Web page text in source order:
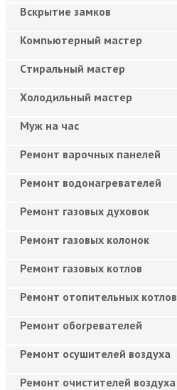
Вскрытие замков
Компьютерный мастер
Cтиральный мастер
Холодильный мастер
Муж на час
Ремонт варочных панелей
Ремонт водонагревателей
Ремонт газовых духовок
Ремонт газовых колонок
Ремонт газовых котлов
Ремонт отопительных котлов
Ремонт обогревателей
Ремонт осушителей воздуха
Ремонт очистителей воздуха